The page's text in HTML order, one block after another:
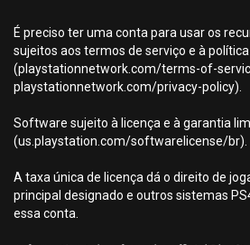
É preciso ter uma conta para usar os
sujeitos aos termos de serviço e à
(playstationnetwork.com/terms-of-
playstationnetwork.com/privacy-policy).
Software sujeito à licença e à garantia
(us.playstation.com/softwarelicense/br).
A taxa única de licença dá o direito de
principal designado e outros sistemas
essa conta.